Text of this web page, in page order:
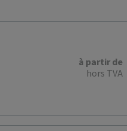
à partir de
hors TVA